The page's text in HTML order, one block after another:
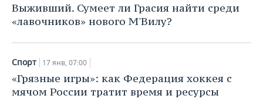
Выживший. Сумеет ли Грасия найти среди
«лавочников» нового М'Вилу?
Спорт 17 янв, 07:00
«Грязные игры»: как Федерация хоккея с
мячом России тратит время и ресурсы